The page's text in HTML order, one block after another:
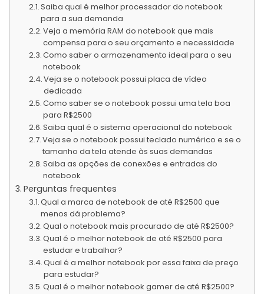
Saiba qual é melhor processador do notebook
para a sua demanda
Veja a memória RAM do notebook que mais
compensa para o seu orçamento e necessidade
Como saber o armazenamento ideal para o seu
notebook
Veja se o notebook possui placa de vídeo
dedicada
Como saber se o notebook possui uma tela boa
para R$2500
Saiba qual é o sistema operacional do notebook
Veja se o notebook possui teclado numérico e se o
tamanho da tela atende às suas demandas
Saiba as opções de conexões e entradas do
notebook
Perguntas frequentes
Qual a marca de notebook de até R$2500 que
menos dá problema?
Qual o notebook mais procurado de até R$2500?
Qual é o melhor notebook de até R$2500 para
estudar e trabalhar?
Qual é a melhor notebook por essa faixa de preço
para estudar?
Qual é o melhor notebook gamer de até R$2500?